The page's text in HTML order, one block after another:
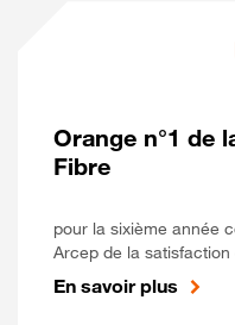
Orange n°1 de
Fibre
pour la sixième année
Arcep de la satisfaction
En savoir plus